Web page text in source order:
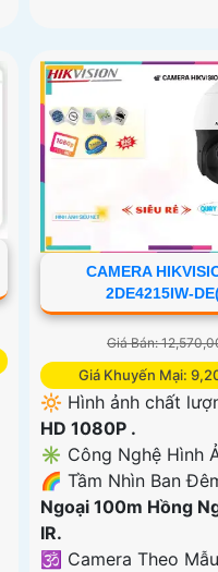
CAMERA
2DE4215IW-
Giá Bán:
Giá Khuyến Mại:
🔆 Hình ảnh chất
HD 1080P .
✳️ Công Nghệ Hình
🌈 Tầm Nhìn Ban
Ngoại 100m Hồng
IR.
🕉️ Camera Theo